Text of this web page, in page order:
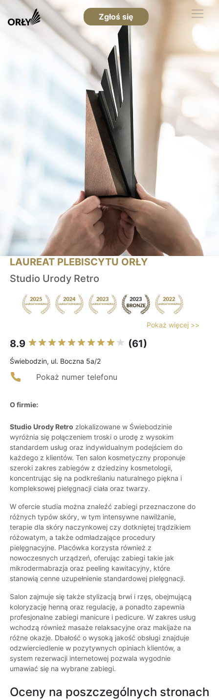
Zgłoś się
LAUREAT PLEBISCYTU ORŁY
Studio Urody Retro
Pokaż więcej >>
8.9 (61)
Świebodzin, ul. Boczna 5a/2
Pokaż numer telefonu
O firmie:
Studio Urody Retro zlokalizowane w Świebodzinie
wyróżnia się połączeniem troski o urodę z wysokim
standardem usług oraz indywidualnym podejściem do
każdego z klientów. Ten salon kosmetyczny proponuje
szeroki zakres zabiegów z dziedziny kosmetologii,
koncentrując się na podkreślaniu naturalnego piękna i
kompleksowej pielęgnacji ciała oraz twarzy.
W ofercie studia można znaleźć zabiegi przeznaczone do
różnych typów skóry, w tym intensywne nawilżanie,
terapie dla skóry naczynkowej czy dotkniętej trądzikiem
różowatym, a także odmładzające procedury
pielęgnacyjne. Placówka korzysta również z
nowoczesnych urządzeń, oferując zabiegi takie jak
mikrodermabrazja oraz peeling kawitacyjny, które
stanowią cenne uzupełnienie standardowej pielęgnacji.
Salon zajmuje się także stylizacją brwi i rzęs, obejmującą
koloryzację henną oraz regulację, a ponadto zapewnia
profesjonalne zabiegi manicure i pedicure. W zakres usług
wchodzą również masaże relaksacyjne oraz makijaże na
różne okazje. Dbałość o wysoką jakość obsługi znajduje
odzwierciedlenie w pozytywnych opiniach klientów, a
system rezerwacji internetowej pozwala wygodnie
umawiać się na wybrane zabiegi.
Oceny na poszczególnych stronach